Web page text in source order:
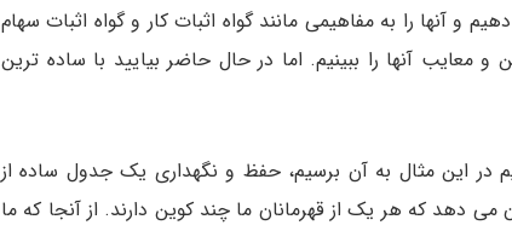
و آنها را به مفاهیمی مانند گواه اثبات کار و گواه اثبات سهام
آنها را ببینیم. اما در حال حاضر بیایید با ساده ترین
این مثال به آن برسیم، حفظ و نگهداری یک جدول ساده از
که هر یک از قهرمانان ما چند کوین دارند. از آنجا که ما